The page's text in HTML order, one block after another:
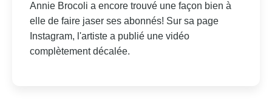
Annie Brocoli a encore trouvé une façon bien à
elle de faire jaser ses abonnés! Sur sa page
Instagram, l'artiste a publié une vidéo
complètement décalée.